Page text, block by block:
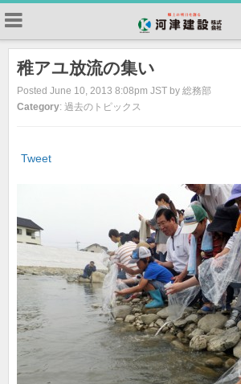
稚アユ放流の集い
Posted June 10, 2013 8:08pm JST by 総務部
Category: 過去のトピックス
Tweet